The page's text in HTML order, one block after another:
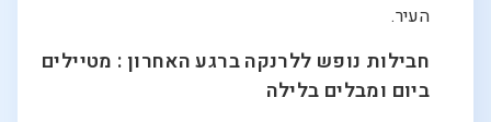
העיר.
חבילות נופש ללרנקה ברגע האחרון : מטיילים
ביום ומבלים בלילה